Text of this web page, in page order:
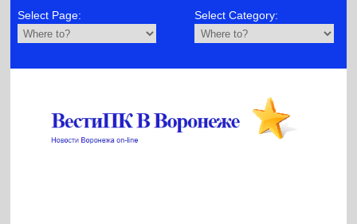
Select Page: Select Category: